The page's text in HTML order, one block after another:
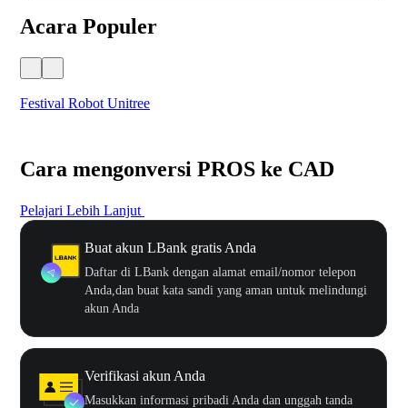
Acara Populer
Festival Robot Unitree
Cara mengonversi PROS ke CAD
Pelajari Lebih Lanjut
Buat akun LBank gratis Anda
Daftar di LBank dengan alamat email/nomor telepon
Anda,dan buat kata sandi yang aman untuk melindungi
akun Anda
Verifikasi akun Anda
Masukkan informasi pribadi Anda dan unggah tanda